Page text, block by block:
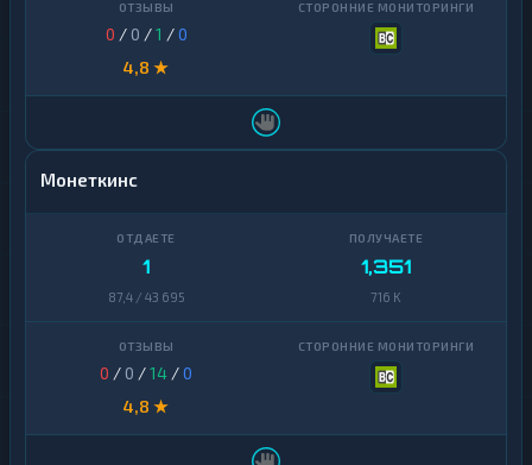
0 / 0 /1 /0
4,8 ★
Монеткинс
1
87,4 / 43 695
1,351
716 K
0 / 0 /14 /0
4,8 ★